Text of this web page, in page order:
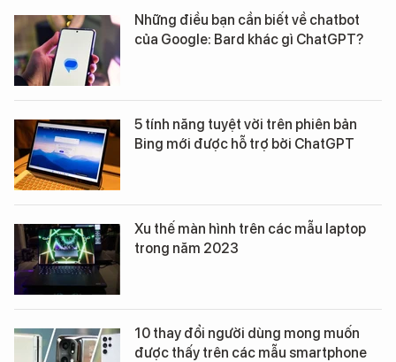
Những điều bạn cần biết về chatbot
của Google: Bard khác gì ChatGPT?
5 tính năng tuyệt vời trên phiên bản
Bing mới được hỗ trợ bởi ChatGPT
Xu thế màn hình trên các mẫu laptop
trong năm 2023
10 thay đổi người dùng mong muốn
được thấy trên các mẫu smartphone